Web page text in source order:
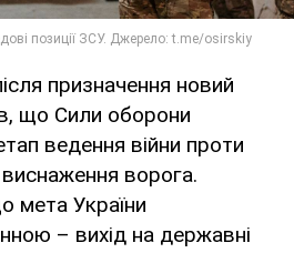
призначення новий
що Сили оборони
ведення війни проти
ворога.
мета України
– вихід на державні